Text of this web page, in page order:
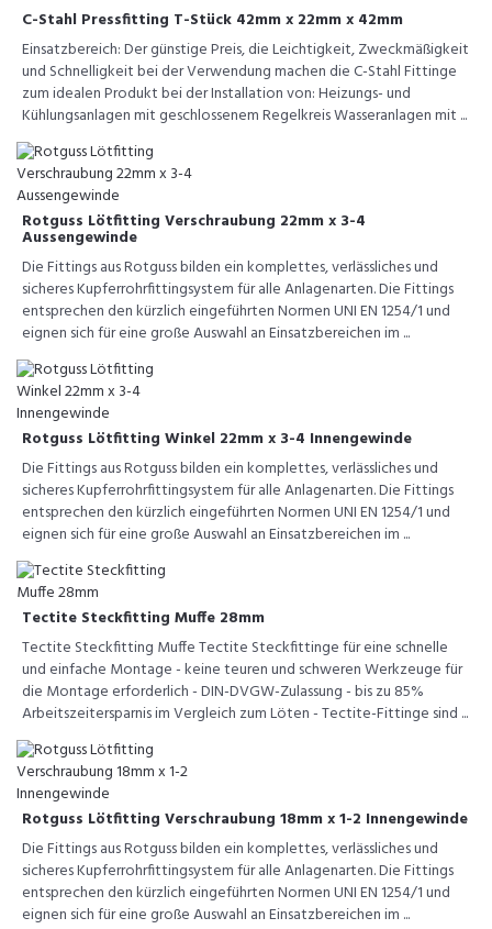
C-Stahl Pressfitting T-Stück 42mm x 22mm x 42mm
Einsatzbereich: Der günstige Preis, die Leichtigkeit, Zweckmäßigkeit
und Schnelligkeit bei der Verwendung machen die C-Stahl Fittinge
zum idealen Produkt bei der Installation von: Heizungs- und
Kühlungsanlagen mit geschlossenem Regelkreis Wasseranlagen mit ...
Rotguss Lötfitting Verschraubung 22mm x 3-4
Aussengewinde
Die Fittings aus Rotguss bilden ein komplettes, verlässliches und
sicheres Kupferrohrfittingsystem für alle Anlagenarten. Die Fittings
entsprechen den kürzlich eingeführten Normen UNI EN 1254/1 und
eignen sich für eine große Auswahl an Einsatzbereichen im ...
Rotguss Lötfitting Winkel 22mm x 3-4 Innengewinde
Die Fittings aus Rotguss bilden ein komplettes, verlässliches und
sicheres Kupferrohrfittingsystem für alle Anlagenarten. Die Fittings
entsprechen den kürzlich eingeführten Normen UNI EN 1254/1 und
eignen sich für eine große Auswahl an Einsatzbereichen im ...
Tectite Steckfitting Muffe 28mm
Tectite Steckfitting Muffe Tectite Steckfittinge für eine schnelle
und einfache Montage - keine teuren und schweren Werkzeuge für
die Montage erforderlich - DIN-DVGW-Zulassung - bis zu 85%
Arbeitszeitersparnis im Vergleich zum Löten - Tectite-Fittinge sind ...
Rotguss Lötfitting Verschraubung 18mm x 1-2 Innengewinde
Die Fittings aus Rotguss bilden ein komplettes, verlässliches und
sicheres Kupferrohrfittingsystem für alle Anlagenarten. Die Fittings
entsprechen den kürzlich eingeführten Normen UNI EN 1254/1 und
eignen sich für eine große Auswahl an Einsatzbereichen im ...